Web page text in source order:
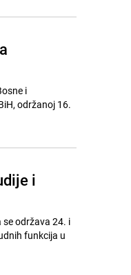
i
održanoj 16.
i
se održava 24. i
funkcija u